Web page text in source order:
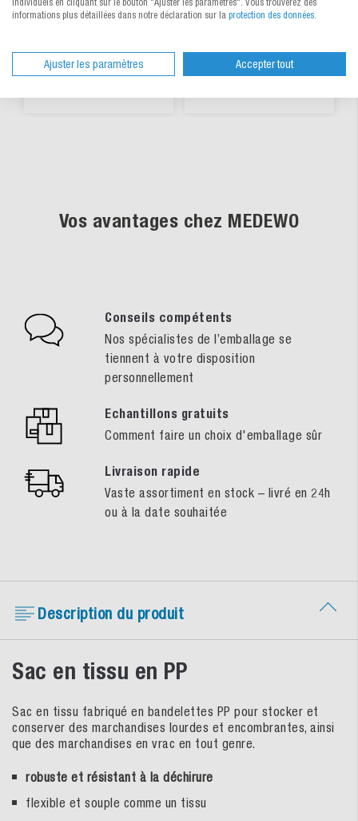
Choisir parmi 2 variantes Voir le produit
Vos avantages chez MEDEWO
Conseils compétents
Nos spécialistes de l’emballage se
tiennent à votre disposition
personnellement
Echantillons gratuits
Comment faire un choix d'emballage sûr
Livraison rapide
Vaste assortiment en stock – livré en 24h
ou à la date souhaitée
Description du produit
Sac en tissu en PP
Sac en tissu fabriqué en bandelettes PP pour stocker et
conserver des marchandises lourdes et encombrantes, ainsi
que des marchandises en vrac en tout genre.
robuste et résistant à la déchirure
flexible et souple comme un tissu
individuels en cliquant sur le bouton "Ajuster les paramètres". Vous trouverez des
informations plus détaillées dans notre déclaration sur la protection des données.
Ajuster les paramètres Accepter tout